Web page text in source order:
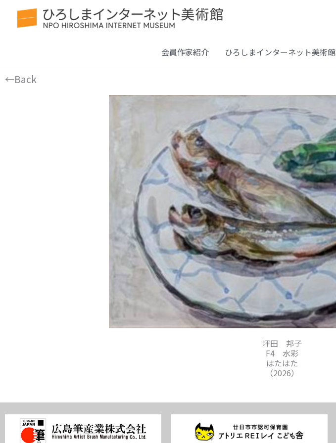
会員作家紹介 ひろしまインターネット美術館
←Back
坪田 邦子
F4 水彩
はたはた
（2026）